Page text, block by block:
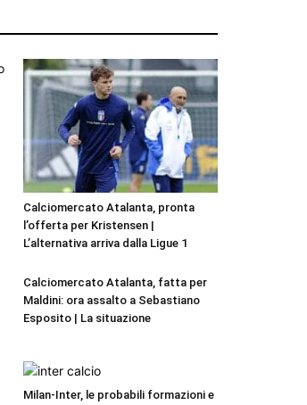
Calciomercato Atalanta, pronta
l’offerta per Kristensen |
L’alternativa arriva dalla Ligue 1
Calciomercato Atalanta, fatta per
Maldini: ora assalto a Sebastiano
Esposito | La situazione
Milan-Inter, le probabili formazioni e